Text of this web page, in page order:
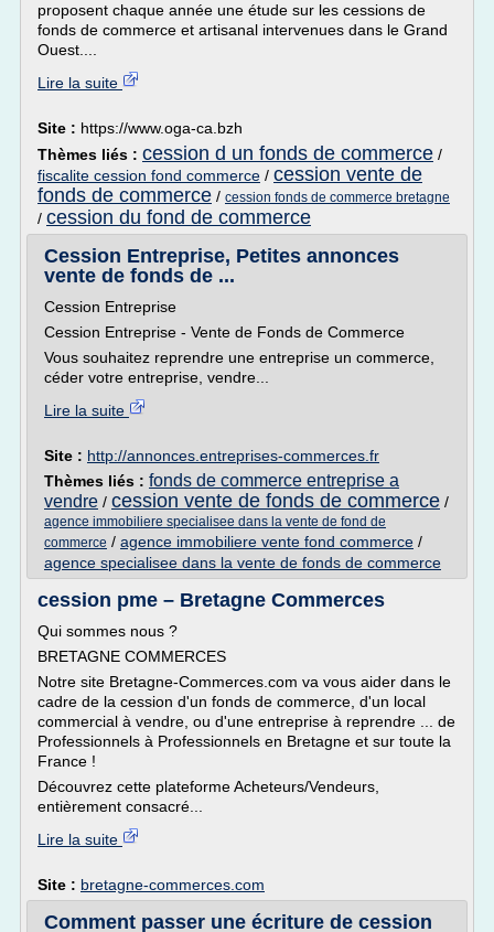
proposent chaque année une étude sur les cessions de
fonds de commerce et artisanal intervenues dans le Grand
Ouest....
Lire la suite
Site : https://www.oga-ca.bzh
Thèmes liés : cession d un fonds de commerce /
fiscalite cession fond commerce / cession vente de
fonds de commerce / cession fonds de commerce bretagne
/ cession du fond de commerce
Cession Entreprise, Petites annonces
vente de fonds de ...
Cession Entreprise
Cession Entreprise - Vente de Fonds de Commerce
Vous souhaitez reprendre une entreprise un commerce,
céder votre entreprise, vendre...
Lire la suite
Site : http://annonces.entreprises-commerces.fr
Thèmes liés : fonds de commerce entreprise a
vendre / cession vente de fonds de commerce /
agence immobiliere specialisee dans la vente de fond de
commerce / agence immobiliere vente fond commerce /
agence specialisee dans la vente de fonds de commerce
cession pme – Bretagne Commerces
Qui sommes nous ?
BRETAGNE COMMERCES
Notre site Bretagne-Commerces.com va vous aider dans le
cadre de la cession d'un fonds de commerce, d'un local
commercial à vendre, ou d'une entreprise à reprendre ... de
Professionnels à Professionnels en Bretagne et sur toute la
France !
Découvrez cette plateforme Acheteurs/Vendeurs,
entièrement consacré...
Lire la suite
Site : bretagne-commerces.com
Comment passer une écriture de cession